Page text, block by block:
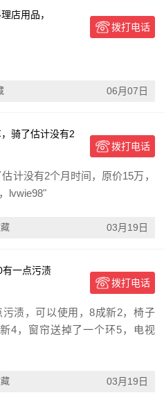
店用品，
拨打电话
06月07日
骑了估计没有2
拨打电话
计没有2个月时间，原价15万，
lvwie98"
03月19日
一点污渍
拨打电话
渍，可以使用，8成新2，椅子
4，窗帘送掉了一个环5，电视
03月19日